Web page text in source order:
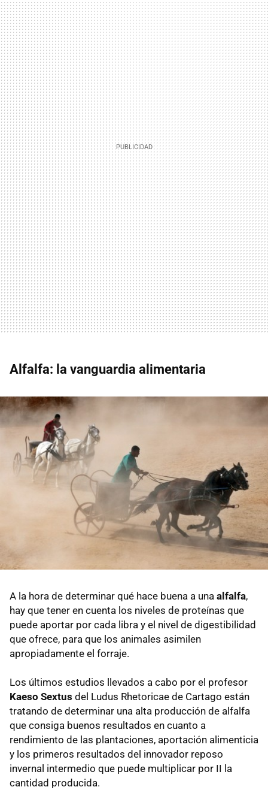
Alfalfa: la vanguardia alimentaria
A la hora de determinar qué hace buena a una alfalfa,
hay que tener en cuenta los niveles de proteínas que
puede aportar por cada libra y el nivel de digestibilidad
que ofrece, para que los animales asimilen
apropiadamente el forraje.
Los últimos estudios llevados a cabo por el profesor
Kaeso Sextus del Ludus Rhetoricae de Cartago están
tratando de determinar una alta producción de alfalfa
que consiga buenos resultados en cuanto a
rendimiento de las plantaciones, aportación alimenticia
y los primeros resultados del innovador reposo
invernal intermedio que puede multiplicar por II la
cantidad producida.